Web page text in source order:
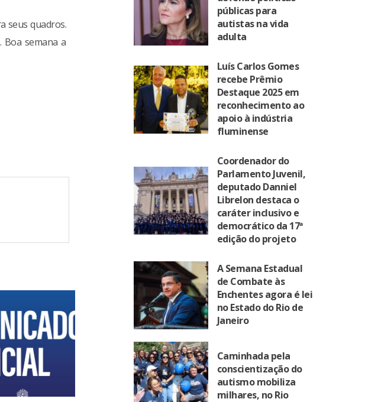
seus quadros.
semana a
públicas para
autistas na vida
adulta
Luís Carlos Gomes
recebe Prêmio
Destaque 2025 em
reconhecimento ao
apoio à indústria
fluminense
Coordenador do
Parlamento Juvenil,
deputado Danniel
Librelon destaca o
caráter inclusivo e
democrático da 17ª
edição do projeto
A Semana Estadual
de Combate às
Enchentes agora é lei
no Estado do Rio de
Janeiro
Caminhada pela
conscientização do
autismo mobiliza
milhares, no Rio